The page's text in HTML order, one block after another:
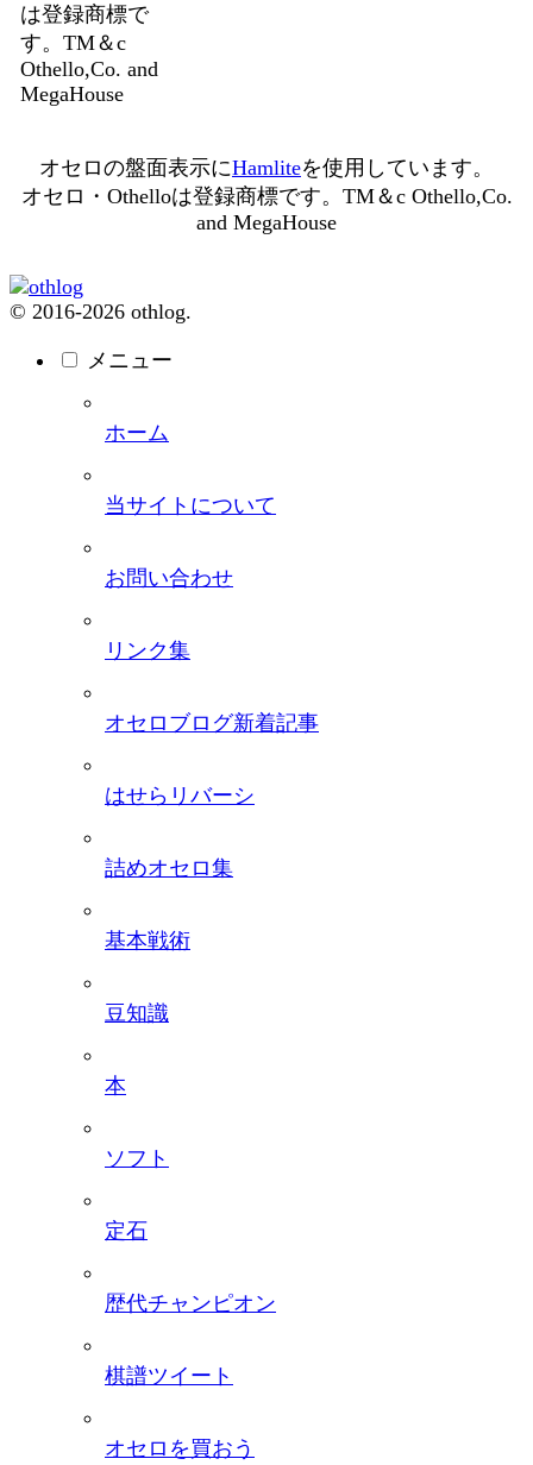
は登録商標で
す。TM＆c
Othello,Co. and
MegaHouse
オセロの盤面表示にHamliteを使用しています。
オセロ・Othelloは登録商標です。TM＆c Othello,Co.
and MegaHouse
© 2016-2026 othlog.
メニュー
ホーム
当サイトについて
お問い合わせ
リンク集
オセロブログ新着記事
はせらリバーシ
詰めオセロ集
基本戦術
豆知識
本
ソフト
定石
歴代チャンピオン
棋譜ツイート
オセロを買おう